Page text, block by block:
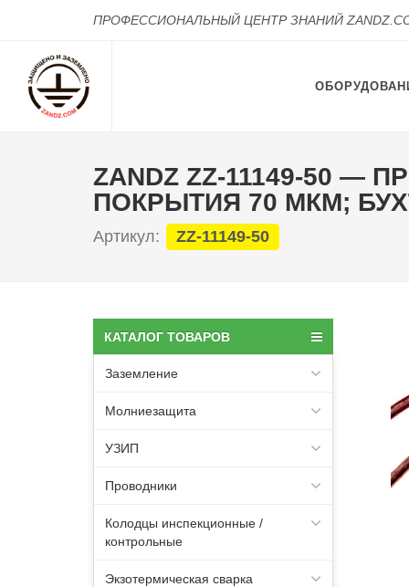
ПРОФЕССИОНАЛЬНЫЙ ЦЕНТР ЗНАНИЙ
ZANDZ ZZ-11149-50
ПОКРЫТИЯ 70 МКМ;
Артикул: ZZ-11149-50
КАТАЛОГ ТОВАРОВ
Заземление
Молниезащита
УЗИП
Проводники
Колодцы инспекционные /
контрольные
Экзотермическая сварка